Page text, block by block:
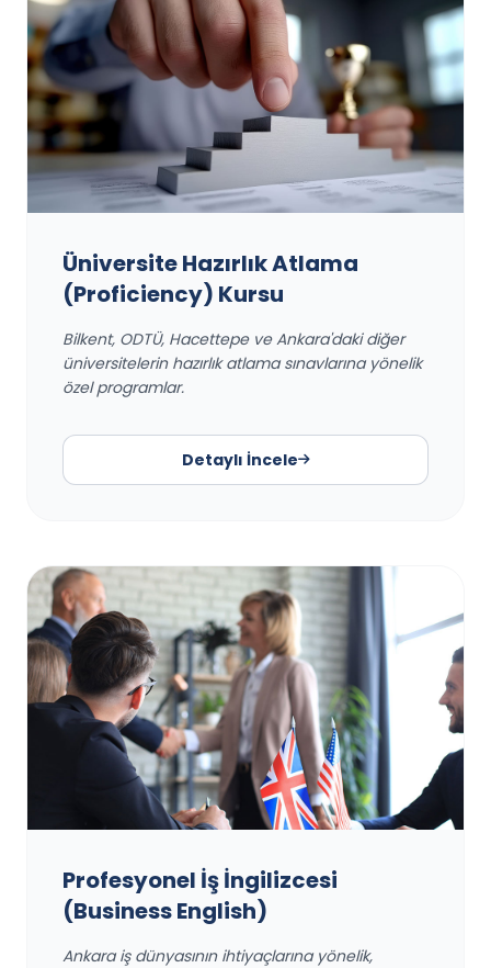
Üniversite Hazırlık Atlama
(Proficiency) Kursu
Bilkent, ODTÜ, Hacettepe ve Ankara'daki diğer
üniversitelerin hazırlık atlama sınavlarına yönelik
özel programlar.
Detaylı İncele
Profesyonel İş İngilizcesi
(Business English)
Ankara iş dünyasının ihtiyaçlarına yönelik,